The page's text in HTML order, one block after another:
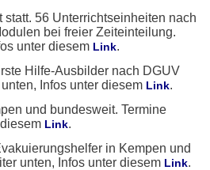
56 Unterrichtseinheiten nach
bei freier Zeiteinteilung.
unter diesem Link.
Hilfe-Ausbilder nach DGUV
Infos unter diesem Link.
und bundesweit. Termine
Link.
in Kempen und
unten, Infos unter diesem Link.